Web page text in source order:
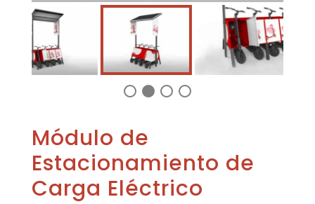
Módulo de
Estacionamiento de
Carga Eléctrico